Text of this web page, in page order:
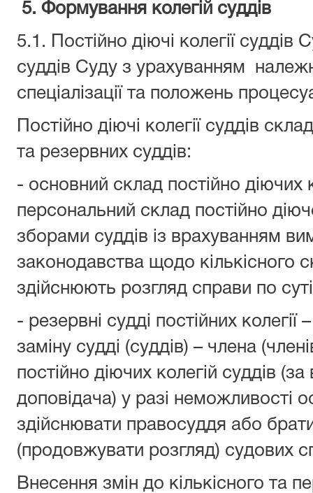
5. Формування колегій суддів
5.1. Постійно діючі колегії
суддів Суду з урахуванням
спеціалізації та положень
Постійно діючі колегії суддів
та резервних суддів:
- основний склад постійно діючих
персональний склад постійно
зборами суддів із врахуванням
законодавства щодо кількісного
здійснюють розгляд справи по
- резервні судді постійних колегії
заміну судді (суддів) – члена
постійно діючих колегій суддів
доповідача) у разі неможливості
здійснювати правосуддя або
(продовжувати розгляд) судових
Внесення змін до кількісного та